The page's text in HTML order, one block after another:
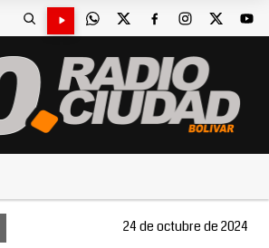
24 de octubre de 2024